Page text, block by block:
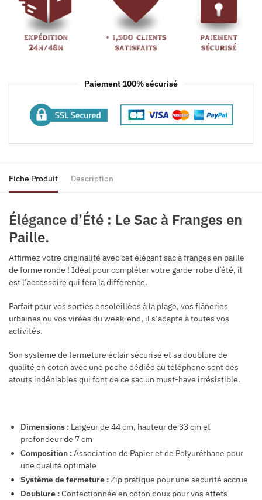
Paiement 100% sécurisé
Fiche Produit Description
Élégance d’Été : Le Sac à Franges en
Paille.
Affirmez votre originalité avec cet élégant sac à franges en paille
de forme ronde ! Idéal pour compléter votre garde-robe d’été, il
est l’accessoire qui fera la différence.
Parfait pour vos sorties ensoleillées à la plage, vos flâneries
urbaines ou vos virées du week-end, il s’adapte à toutes vos
activités.
Son système de fermeture éclair sécurisé et sa doublure de
qualité en coton avec une poche dédiée au téléphone sont des
atouts indéniables qui font de ce sac un must-have irrésistible.
Dimensions : Largeur de 44 cm, hauteur de 33 cm et
profondeur de 7 cm
Composition :Association de Papier et de Polyuréthane pour
une qualité optimale
Système de fermeture :Zip pratique pour une sécurité accrue
Doublure :Confectionnée en coton doux pour vos effets